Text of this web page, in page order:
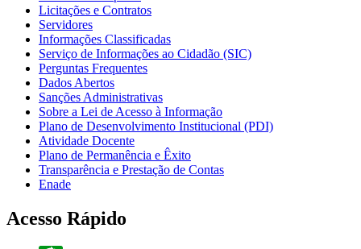
Licitações e Contratos
Servidores
Informações Classificadas
Serviço de Informações ao Cidadão (SIC)
Perguntas Frequentes
Dados Abertos
Sanções Administrativas
Sobre a Lei de Acesso à Informação
Plano de Desenvolvimento Institucional (PDI)
Atividade Docente
Plano de Permanência e Êxito
Transparência e Prestação de Contas
Enade
Acesso Rápido